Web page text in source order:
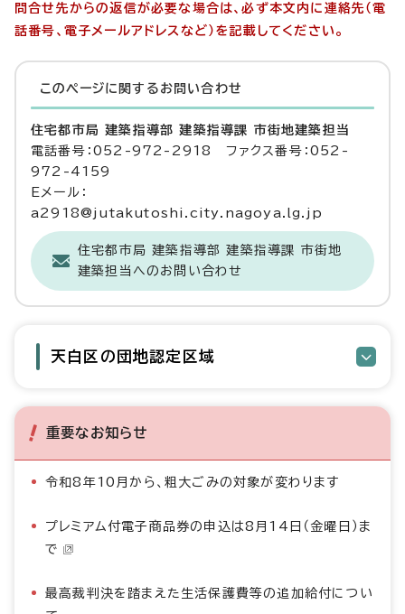
問合せ先からの返信が必要な場合は、必ず本文内に連絡先（電
話番号、電子メールアドレスなど）を記載してください。
このページに関する お問い合わせ
住宅都市局 建築指導部 建築指導課 市街地建築担当
電話番号：052-972-2918 ファクス番号：052-
972-4159
Eメール：
a2918@jutakutoshi.city.nagoya.lg.jp
住宅都市局 建築指導部 建築指導課 市街地
建築担当へのお問い合わせ
天白区の団地認定区域
重要なお知らせ
令和8年10月から、粗大ごみの対象が変わります
プレミアム付電子商品券の申込は8月14日（金曜日）ま
で
最高裁判決を踏まえた生活保護費等の追加給付につい